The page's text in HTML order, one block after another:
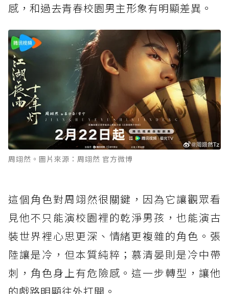
感，和過去青春校園男主形象有明顯差異。
周翊然。圖片來源：周翊然 官方微博
這個角色對周翊然很關鍵，因為它讓觀眾看
見他不只能演校園裡的乾淨男孩，也能演古
裝世界裡心思更深、情緒更複雜的角色。張
陸讓是冷，但本質純粹；慕清晏則是冷中帶
刺，角色身上有危險感。這一步轉型，讓他